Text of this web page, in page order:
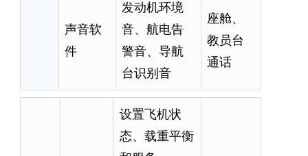
声音软
件
发动机环境
音、航电告
警音、导航
台识别音
座舱、
教员台
通话
设置飞机状
态、载重平衡